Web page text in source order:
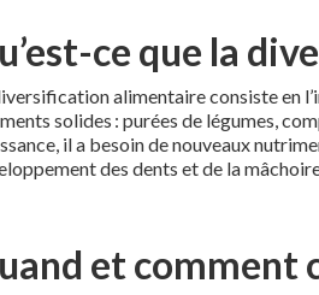
ce que la
alimentaire consiste en
solides : purées de légumes,
il a besoin de nouveaux
des dents et de la
et comment